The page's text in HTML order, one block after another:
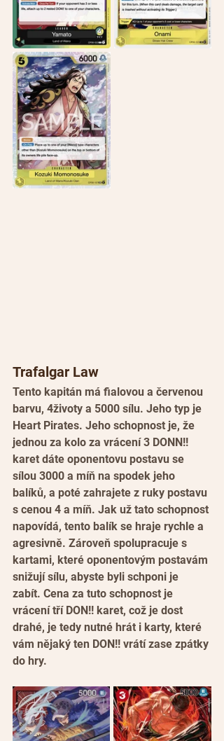
Trafalgar Law
Tento kapitán má fialovou a červenou
barvu, 4životy a 5000 sílu. Jeho typ je
Heart Pirates. Jeho schopnost je, že
jednou za kolo za vrácení 3 DONN!!
karet dáte oponentovu postavu se
sílou 3000 a míň na spodek jeho
balíků, a poté zahrajete z ruky postavu
s cenou 4 a míň. Jak už tato schopnost
napovídá, tento balík se hraje rychle a
agresivně. Zároveň spolupracuje s
kartami, které oponentovým postavám
snižují sílu, abyste byli schponi je
zabít. Cena za tuto schopnost je
vrácení tří DON!! karet, což je dost
drahé, je tedy nutné hrát i karty, které
vám nějaký ten DON!! vrátí zase zpátky
do hry.